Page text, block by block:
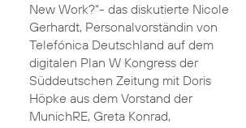
New Work?“- das diskutierte Nicole
Gerhardt, Personalvorständin von
Telefónica Deutschland auf dem
digitalen Plan W Kongress der
Süddeutschen Zeitung mit Doris
Höpke aus dem Vorstand der
MunichRE, Greta Konrad,